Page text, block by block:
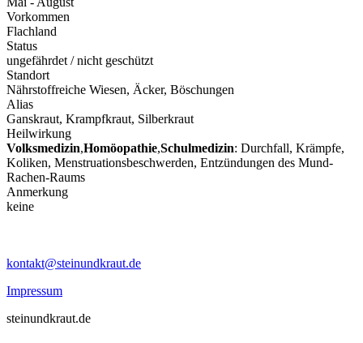
Vorkommen
Flachland
Status
ungefährdet / nicht geschützt
Standort
Nährstoffreiche Wiesen, Äcker, Böschungen
Alias
Ganskraut, Krampfkraut, Silberkraut
Heilwirkung
Volksmedizin,Homöopathie,Schulmedizin: Durchfall, Krämpfe,
Koliken, Menstruationsbeschwerden, Entzündungen des Mund-
Rachen-Raums
Anmerkung
keine
kontakt@steinundkraut.de
Impressum
steinundkraut.de